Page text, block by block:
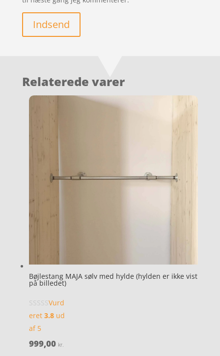
Indsend
Relaterede varer
Bøjlestang MAJA sølv med hylde (hylden er ikke vist
på billedet)
Vurd
eret 3.8ud
af 5
999,00 kr.